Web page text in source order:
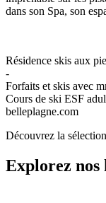
dans son Spa, son
Résidence skis aux
-
Forfaits et skis avec
Cours de ski ESF
belleplagne.com
Découvrez la
Explorez nos